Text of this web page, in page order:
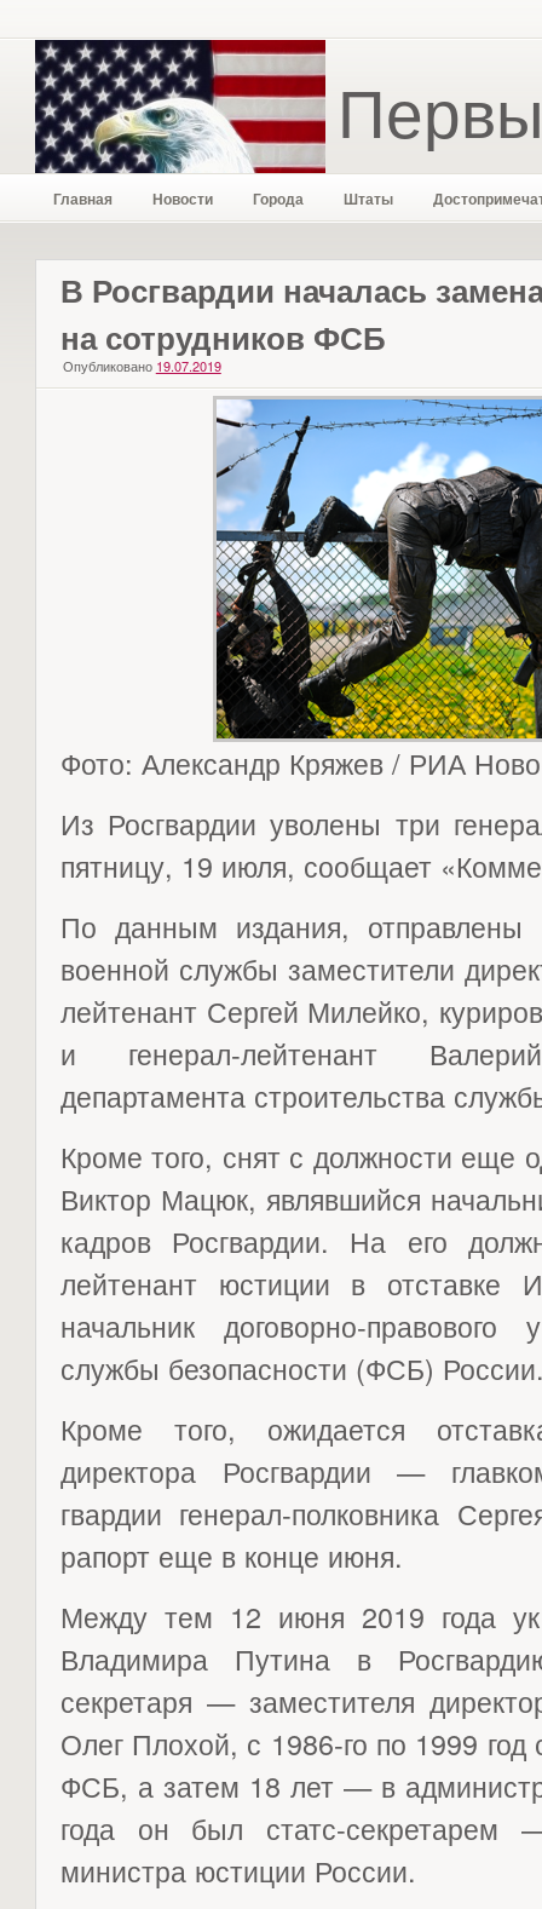
Главная Новости Города Штаты
В Росгвардии началась
на сотрудников ФСБ
Опубликовано 19.07.2019
Фото: Александр Кряжев / РИА
Из Росгвардии уволены три
пятницу, 19 июля, сообщает
По данным издания,
военной службы заместители
лейтенант Сергей Милейко,
и генерал-лейтенант
департамента строительства
Кроме того, снят с должности еще
Виктор Мацюк, являвшийся
кадров Росгвардии. На его
лейтенант юстиции в
начальник договорно-правового
службы безопасности (ФСБ)
Кроме того, ожидается
директора Росгвардии —
гвардии генерал-полковника
рапорт еще в конце июня.
Между тем 12 июня 2019 года
Владимира Путина в
секретаря — заместителя
Олег Плохой, с 1986-го по 1999
ФСБ, а затем 18 лет — в
года он был статс-секретарем
министра юстиции России.